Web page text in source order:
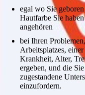
egal wo Sie
Hautfarbe Sie
angehören
bei Ihren
Arbeitsplatzes,
Krankheit, Alter,
ergeben, und die
zugestandene
einzufordern.